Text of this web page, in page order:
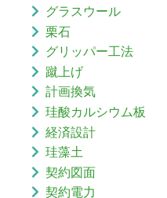
グラスウール
栗石
グリッパー工法
蹴上げ
計画換気
珪酸カルシウム板
経済設計
珪藻土
契約図面
契約電力